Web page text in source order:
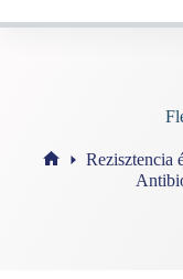
Rezisztencia